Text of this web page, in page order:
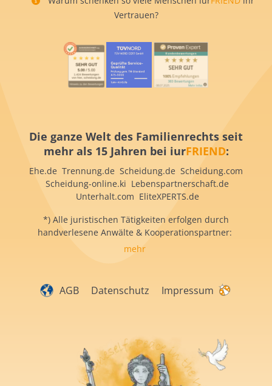
Vertrauen?
Die ganze Welt des Familienrechts seit
mehr als 15 Jahren bei iurFRIEND:
Ehe.de Trennung.de Scheidung.de Scheidung.com
Scheidung-online.ki Lebenspartnerschaft.de
Unterhalt.com EliteXPERTS.de
*) Alle juristischen Tätigkeiten erfolgen durch
handverlesene Anwälte & Kooperationspartner:
mehr
AGB Datenschutz Impressum